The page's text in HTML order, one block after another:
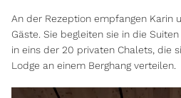
An der Rezeption empfangen Karin
Gäste. Sie begleiten sie in die
in eins der 20 privaten Chalets, die
Lodge an einem Berghang verteilen.